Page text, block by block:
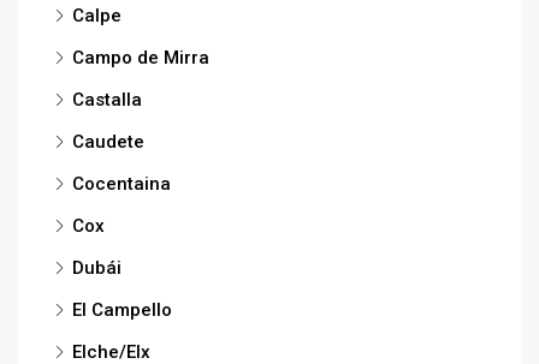
Calpe
Campo de Mirra
Castalla
Caudete
Cocentaina
Cox
Dubái
El Campello
Elche/Elx